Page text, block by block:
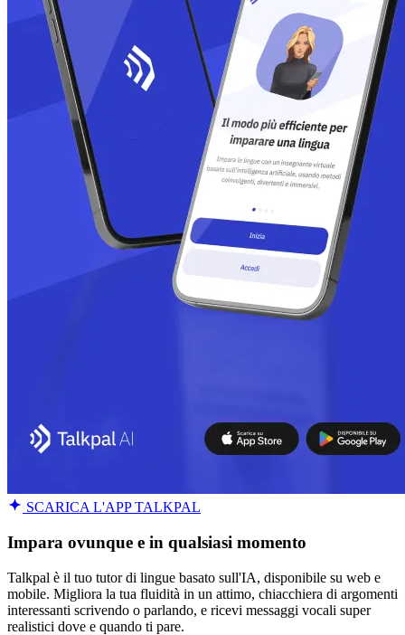
SCARICA L'APP TALKPAL
Impara ovunque e in qualsiasi momento
Talkpal è il tuo tutor di lingue basato sull'IA, disponibile su web e
mobile. Migliora la tua fluidità in un attimo, chiacchiera di argomenti
interessanti scrivendo o parlando, e ricevi messaggi vocali super
realistici dove e quando ti pare.